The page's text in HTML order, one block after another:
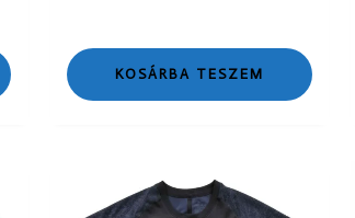
KOSÁRBA TESZEM